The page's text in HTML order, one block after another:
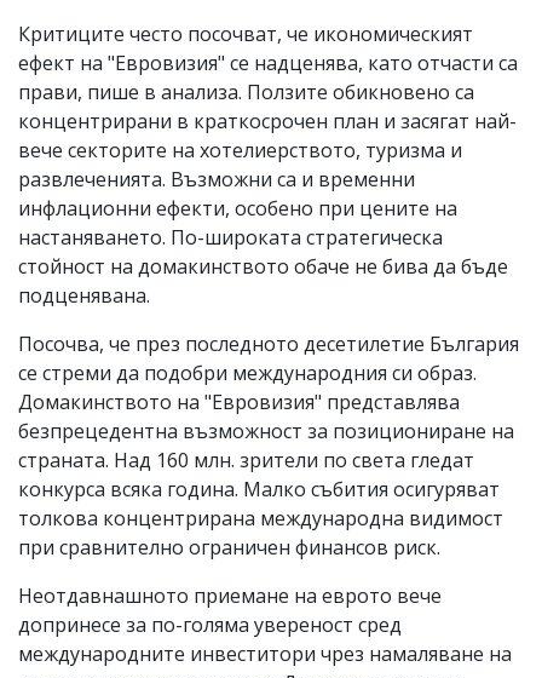
Критиците често посочват, че икономическият
ефект на "Евровизия" се надценява, като отчасти са
прави, пише в анализа. Ползите обикновено са
концентрирани в краткосрочен план и засягат най-
вече секторите на хотелиерството, туризма и
развлеченията. Възможни са и временни
инфлационни ефекти, особено при цените на
настаняването. По-широката стратегическа
стойност на домакинството обаче не бива да бъде
подценявана.
Посочва, че през последното десетилетие България
се стреми да подобри международния си образ.
Домакинството на "Евровизия" представлява
безпрецедентна възможност за позициониране на
страната. Над 160 млн. зрители по света гледат
конкурса всяка година. Малко събития осигуряват
толкова концентрирана международна видимост
при сравнително ограничен финансов риск.
Неотдавнашното приемане на еврото вече
допринесе за по-голяма увереност сред
международните инвеститори чрез намаляване на